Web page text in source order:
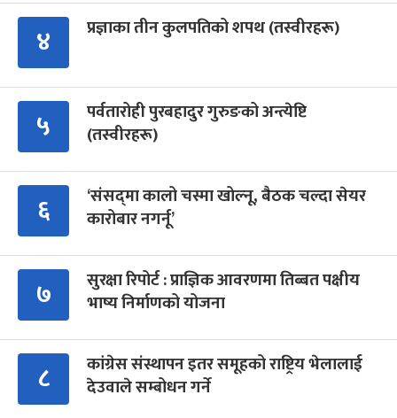
४ प्रज्ञाका तीन कुलपतिको शपथ (तस्वीरहरू)
५
पर्वतारोही पुरबहादुर गुरुङको अन्त्येष्टि
(तस्वीरहरू)
६
‘संसद्‍मा कालो चस्मा खोल्नू, बैठक चल्दा सेयर
कारोबार नगर्नू’
७
सुरक्षा रिपोर्ट : प्राज्ञिक आवरणमा तिब्बत पक्षीय
भाष्य निर्माणको योजना
८
कांग्रेस संस्थापन इतर समूहको राष्ट्रिय भेलालाई
देउवाले सम्बोधन गर्ने